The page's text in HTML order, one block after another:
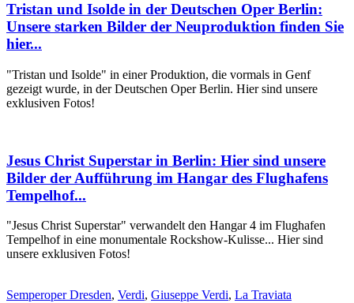
Tristan und Isolde in der Deutschen Oper Berlin:
Unsere starken Bilder der Neuproduktion finden Sie
hier...
"Tristan und Isolde" in einer Produktion, die vormals in Genf
gezeigt wurde, in der Deutschen Oper Berlin. Hier sind unsere
exklusiven Fotos!
Jesus Christ Superstar in Berlin: Hier sind unsere
Bilder der Aufführung im Hangar des Flughafens
Tempelhof...
"Jesus Christ Superstar" verwandelt den Hangar 4 im Flughafen
Tempelhof in eine monumentale Rockshow-Kulisse... Hier sind
unsere exklusiven Fotos!
Semperoper Dresden, Verdi, Giuseppe Verdi, La Traviata